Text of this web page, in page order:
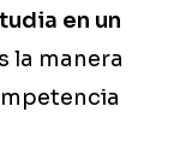
en un
la manera